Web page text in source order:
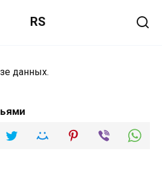
RS
данных.